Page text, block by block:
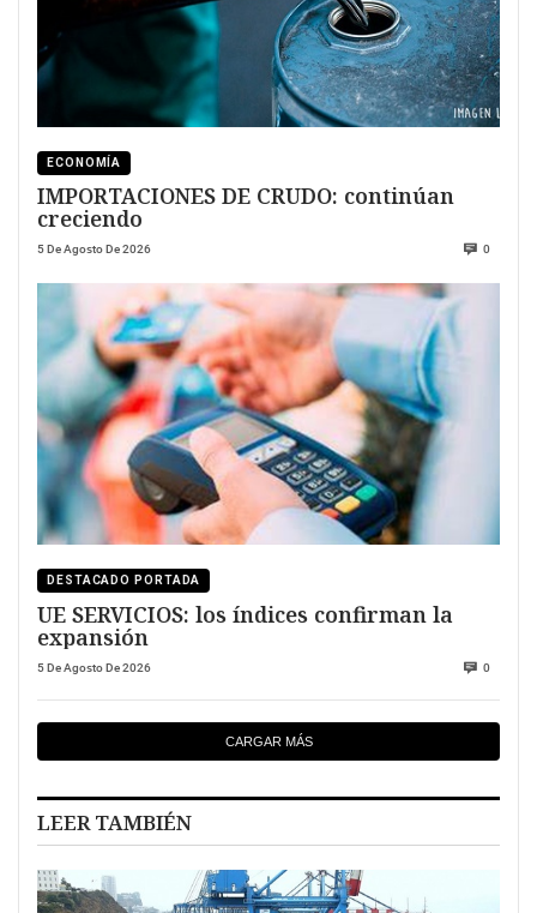
ECONOMÍA
IMPORTACIONES DE CRUDO: continúan
creciendo
5 De Agosto De 2026 0
DESTACADO PORTADA
UE SERVICIOS: los índices confirman la
expansión
5 De Agosto De 2026 0
CARGAR MÁS
LEER TAMBIÉN